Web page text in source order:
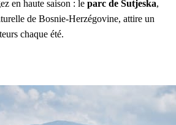
en haute saison : le parc de Sutjeska,
de Bosnie-Herzégovine, attire un
chaque été.